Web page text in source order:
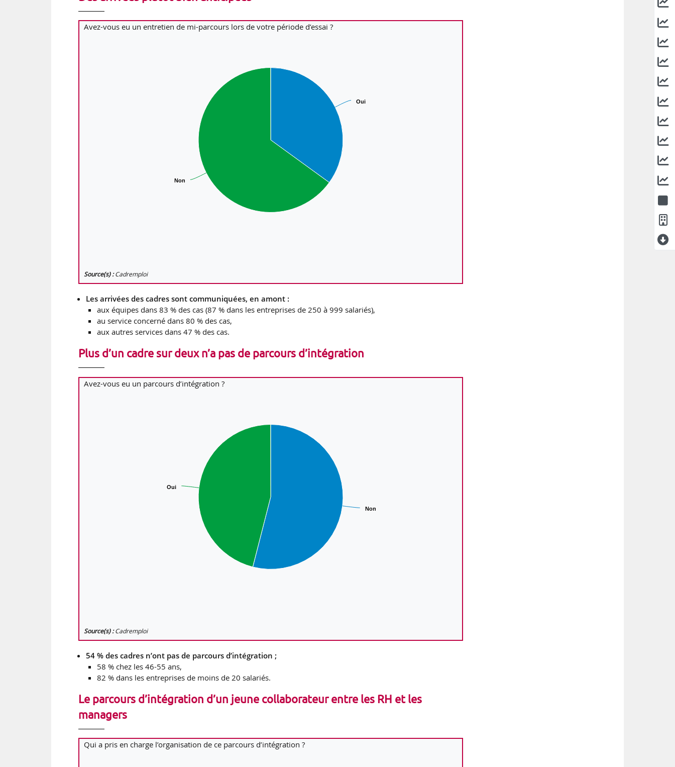
Avez-vous eu un entretien de mi-parcours lors de votre période d’essai ?
Oui
Oui
Non
Non
Source(s) :Cadremploi
Les arrivées des cadres sont communiquées, en amont :
aux équipes dans 83 % des cas (87 % dans les entreprises de 250 à 999 salariés),
au service concerné dans 80 % des cas,
aux autres services dans 47 % des cas.
Plus d’un cadre sur deux n’a pas de parcours d’intégration
Avez-vous eu un parcours d’intégration ?
Non
Non
Oui
Oui
Source(s) :Cadremploi
54 % des cadres n’ont pas de parcours d’intégration ;
58 % chez les 46-55 ans,
82 % dans les entreprises de moins de 20 salariés.
Le parcours d’intégration d’un jeune collaborateur entre les RH et les
managers
Qui a pris en charge l’organisation de ce parcours d’intégration ?